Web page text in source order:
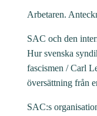
Arbetaren.
SAC och den
Hur svenska
fascismen / Carl
översättning från
SAC:s